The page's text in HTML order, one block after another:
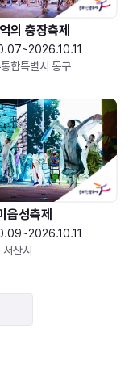
의 충장축제
합특별시 동구
읍성축제
산시